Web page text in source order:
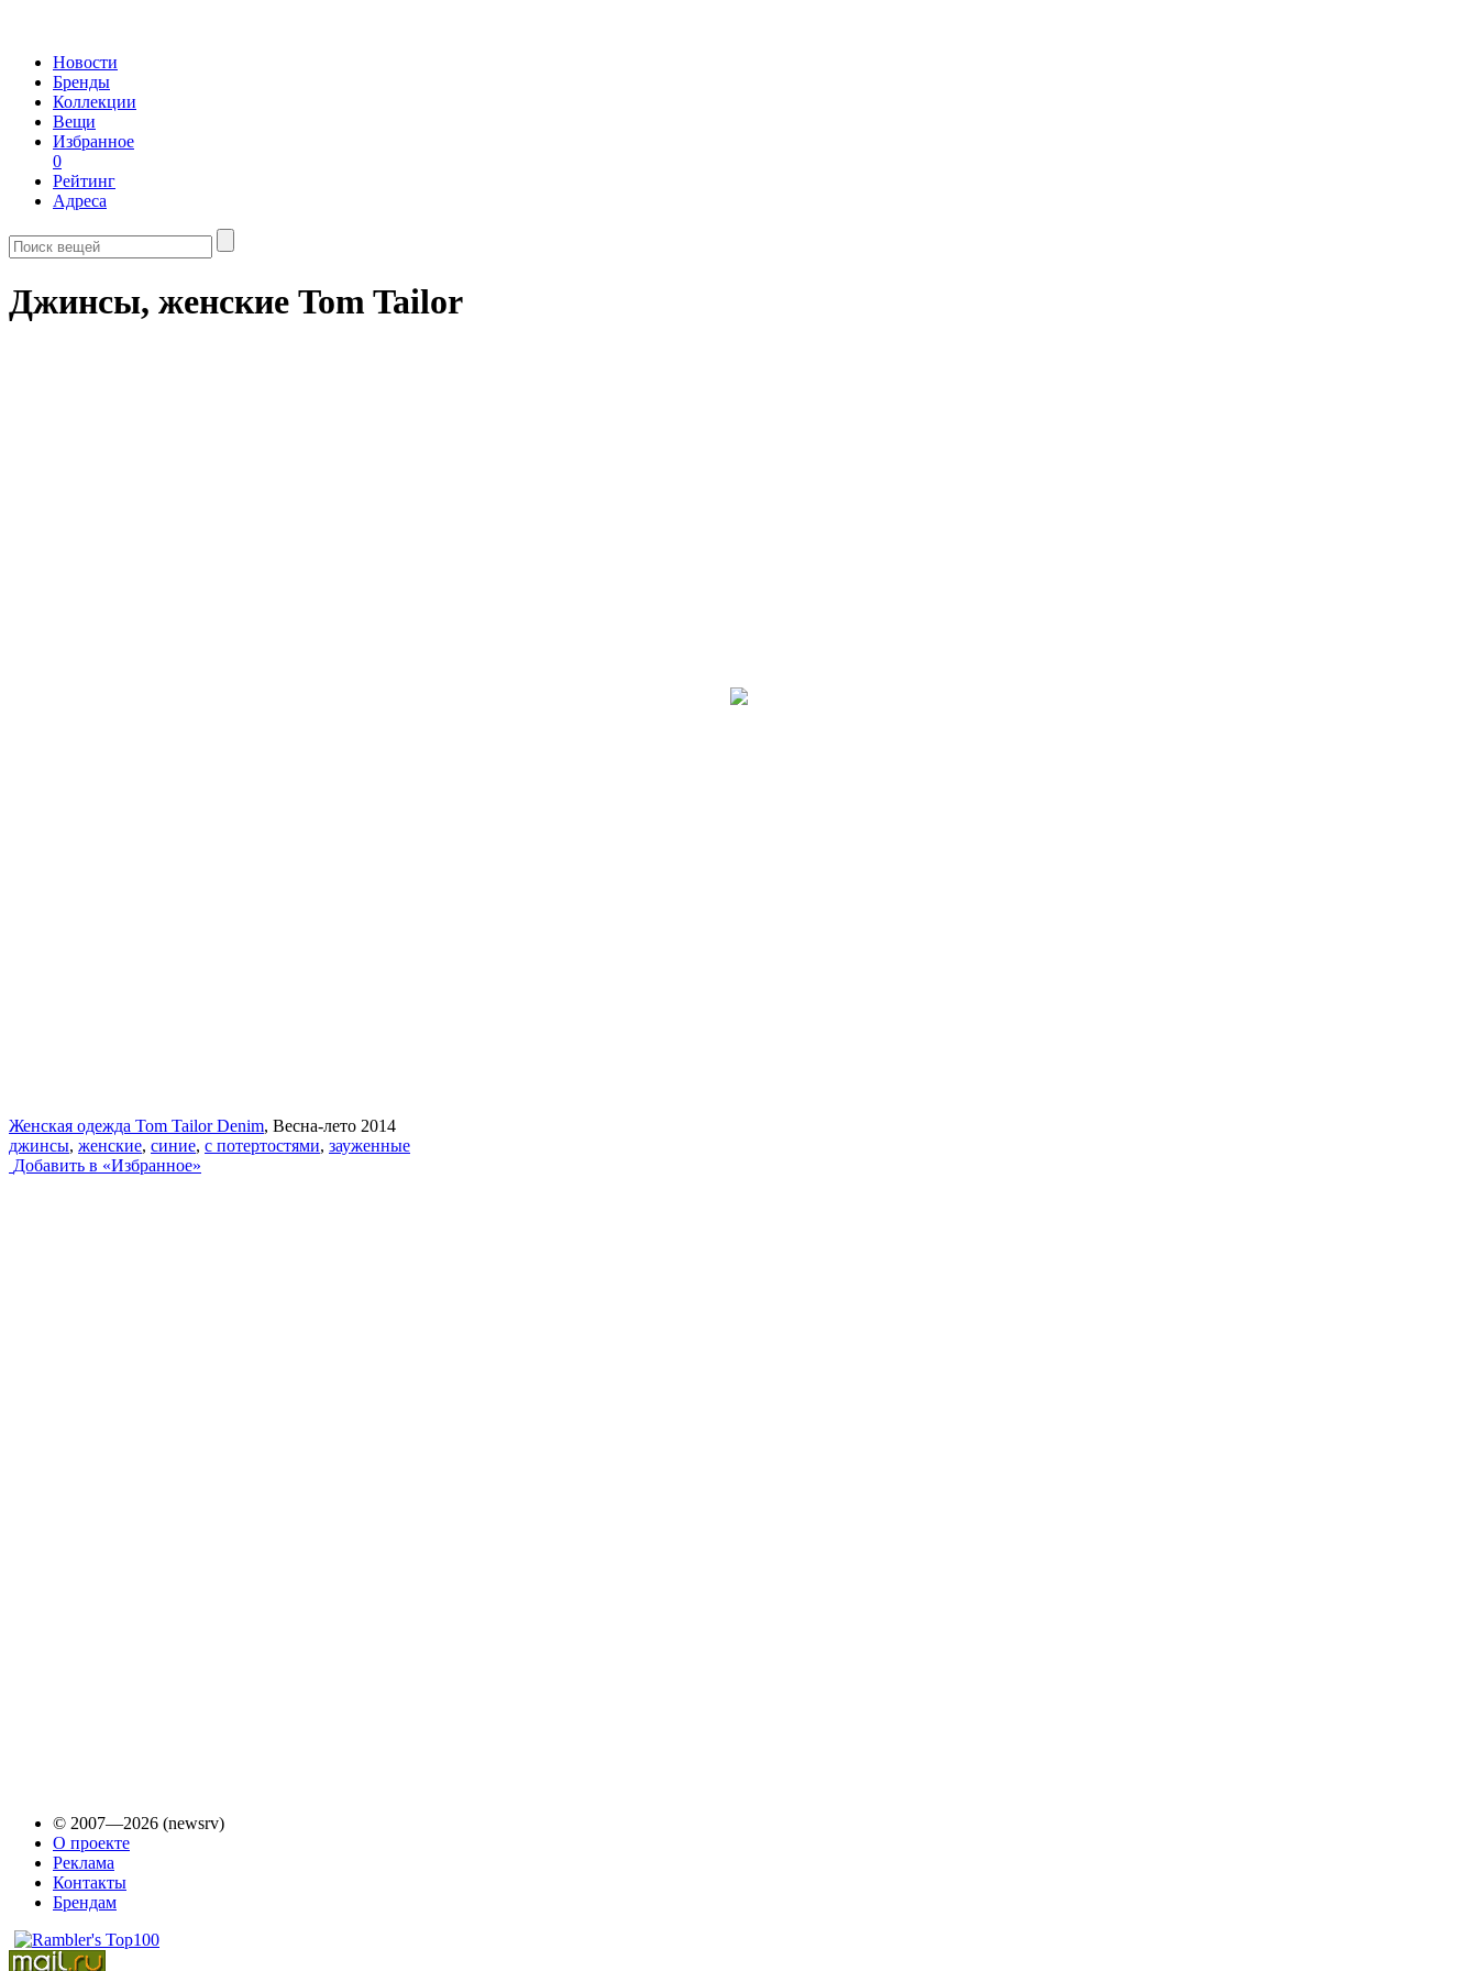
Новости
Бренды
Коллекции
Вещи
Избранное
0
Рейтинг
Адреса
Джинсы, женские Tom Tailor
Женская одежда Tom Tailor Denim, Весна-лето 2014
джинсы, женские, синие, с потертостями, зауженные
Добавить в «Избранное»
© 2007—2026 (newsrv)
О проекте
Реклама
Контакты
Брендам